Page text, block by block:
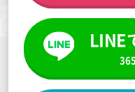
LINE